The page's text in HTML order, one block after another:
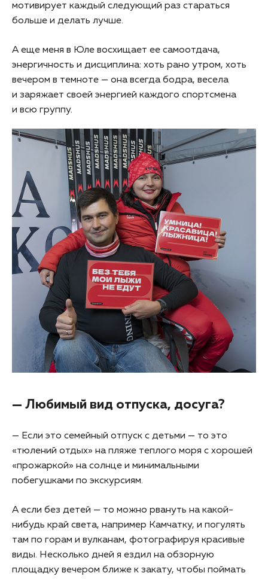
мотивирует каждый следующий раз стараться
больше и делать лучше.
А еще меня в Юле восхищает ее самоотдача,
энергичность и дисциплина: хоть рано утром, хоть
вечером в темноте — она всегда бодра, весела
и заряжает своей энергией каждого спортсмена
и всю группу.
— Любимый вид отпуска, досуга?
— Если это семейный отпуск с детьми — то это
«тюлений отдых» на пляже теплого моря с хорошей
«прожаркой» на солнце и минимальными
побегушками по экскурсиям.
А если без детей — то можно рвануть на какой-
нибудь край света, например Камчатку, и погулять
там по горам и вулканам, фотографируя красивые
виды. Несколько дней я ездил на обзорную
площадку вечером ближе к закату, чтобы поймать